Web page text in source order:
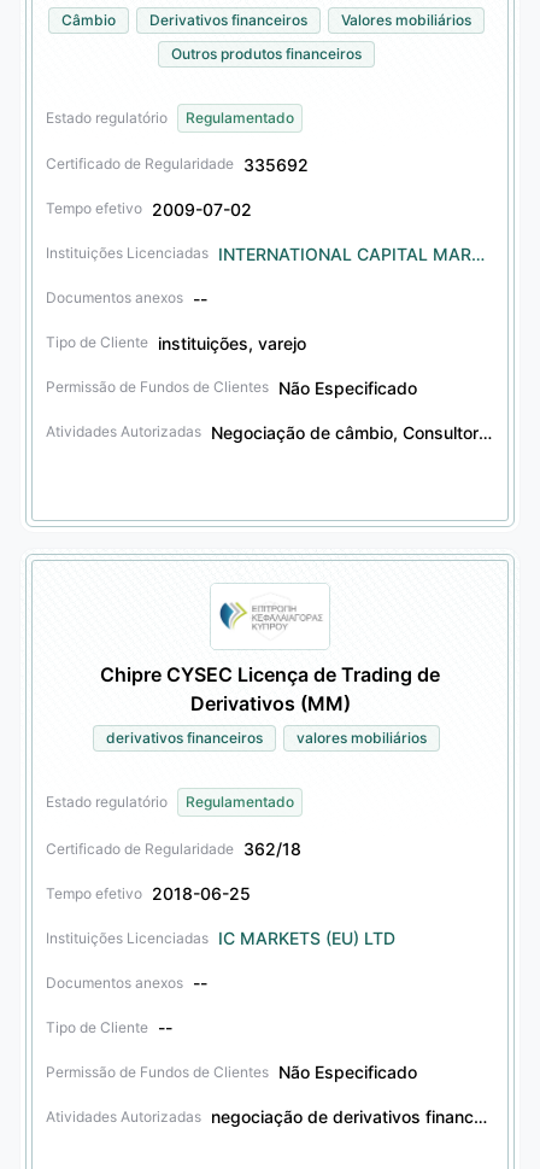
Câmbio Derivativos financeiros
Valores mobiliários
Outros produtos financeiros
Estado regulatório Regulamentado
Certificado de Regularidade 335692
Tempo efetivo 2009-07-02
Instituições Licenciadas INTERNATIONAL CAPITAL MARKETS PTY. LTD.
Documentos anexos --
Tipo de Cliente instituições, varejo
Permissão de Fundos de Clientes Não Especificado
Atividades Autorizadas Negociação de câmbio, Consultoria de investimento em câmbio, Negociação de derivativos financeiros, Consultoria de investimento em derivativos financeiros, Consultoria de investimento em valores mobiliários, Consultoria de investimento em outros produtos financeiros
Chipre CYSEC Licença de Trading de
Derivativos (MM)
derivativos financeiros valores mobiliários
Estado regulatório Regulamentado
Certificado de Regularidade 362/18
Tempo efetivo 2018-06-25
Instituições Licenciadas IC MARKETS (EU) LTD
Documentos anexos --
Tipo de Cliente --
Permissão de Fundos de Clientes Não Especificado
Atividades Autorizadas negociação de derivativos financeiros, agência de derivativos financeiros, negociação de valores mobiliários, agência de valores mobiliários